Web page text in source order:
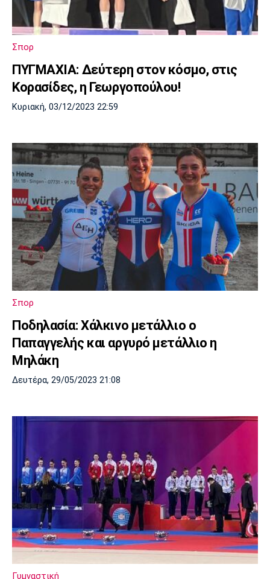
Σπορ
ΠΥΓΜΑΧΙΑ: Δεύτερη στον κόσμο, στις
Κορασίδες, η Γεωργοπούλου!
Κυριακή, 03/12/2023 22:59
Σπορ
Ποδηλασία: Χάλκινο μετάλλιο ο
Παπαγγελής και αργυρό μετάλλιο η
Μηλάκη
Δευτέρα, 29/05/2023 21:08
Γυμναστική